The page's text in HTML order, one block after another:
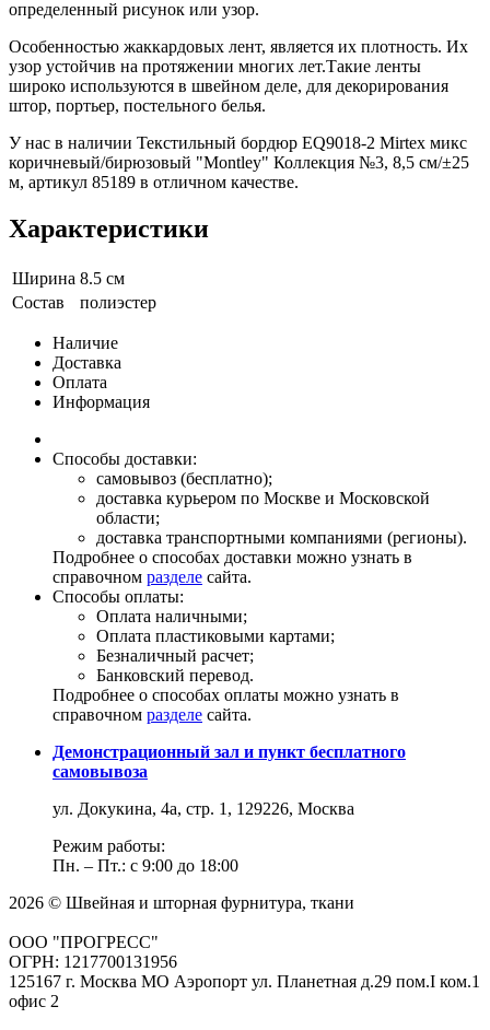
определенный рисунок или узор.
Особенностью жаккардовых лент, является их плотность. Их
узор устойчив на протяжении многих лет.Такие ленты
широко используются в швейном деле, для декорирования
штор, портьер, постельного белья.
У нас в наличии Текстильный бордюр EQ9018-2 Mirtex микс
коричневый/бирюзовый "Montley" Коллекция №3, 8,5 см/±25
м, артикул 85189 в отличном качестве.
Характеристики
Ширина 8.5 см
Состав
полиэстер
Наличие
Доставка
Оплата
Информация
Способы доставки:
самовывоз (бесплатно);
доставка курьером по Москве и Московской
области;
доставка транспортными компаниями (регионы).
Подробнее о способах доставки можно узнать в
справочном разделе сайта.
Способы оплаты:
Оплата наличными;
Оплата пластиковыми картами;
Безналичный расчет;
Банковский перевод.
Подробнее о способах оплаты можно узнать в
справочном разделе сайта.
Демонстрационный зал и пункт бесплатного
самовывоза
ул. Докукина, 4а, стр. 1, 129226, Москва
Режим работы:
Пн. – Пт.: с 9:00 до 18:00
2026 © Швейная и шторная фурнитура, ткани
ООО "ПРОГРЕСС"
ОГРН: 1217700131956
125167 г. Москва МО Аэропорт ул. Планетная д.29 пом.I ком.1
офис 2